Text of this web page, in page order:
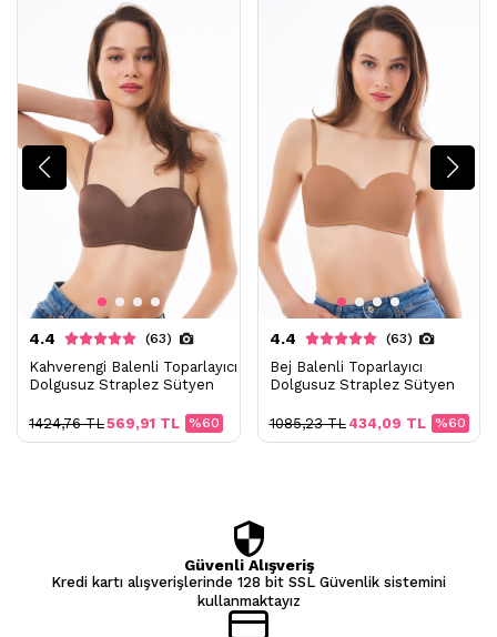
- Klorlu beyazlatma ve leke giderilmesi yapılamaz
- Ütülenemez. Buharlı işlemler yapılamaz
- Kuru temizleme işlemine izin verilemez.
- Lekelerin çözücülerle giderilmesine izin verilmez
- Tamburlu kurutma yapılmaz.
4.4 (63)
Kahverengi Balenli Toparlayıcı
Dolgusuz Straplez Sütyen
%60
569,91 TL
1424,76 TL
4.4 (63)
Bej Balenli Toparlayıcı
Dolgusuz Straplez Sütyen
%60
434,09 TL
1085,23 TL
Güvenli Alışveriş
Kredi kartı alışverişlerinde 128 bit SSL Güvenlik sistemini
kullanmaktayız